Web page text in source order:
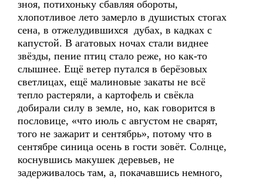
зноя, потихоньку сбавляя обороты,
хлопотливое лето замерло в душистых стогах
сена, в отжелудившихся дубах, в кадках с
капустой. В агатовых ночах стали виднее
звёзды, пение птиц стало реже, но как-то
слышнее. Ещё ветер путался в берёзовых
светлицах, ещё малиновые закаты не всё
тепло растеряли, а картофель и свёкла
добирали силу в земле, но, как говорится в
пословице, «что июль с августом не сварят,
того не зажарит и сентябрь», потому что в
сентябре синица осень в гости зовёт. Солнце,
коснувшись макушек деревьев, не
задерживалось там, а, покачавшись немного,